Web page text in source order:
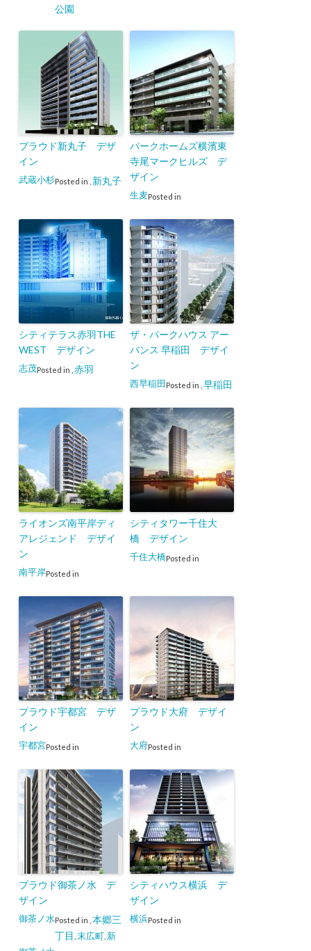
公園
プラウド新丸子 デザ
イン
Posted in
武蔵小杉 新丸子
パークホームズ横濱東
寺尾マークヒルズ デ
ザイン
Posted in
生麦
シティテラス赤羽THE
WEST デザイン
Posted in
志茂 赤羽
ザ・パークハウス アー
バンス 早稲田 デザイ
ン
Posted in
西早稲田 早稲田
ライオンズ南平岸ディ
アレジェンド デザイ
ン
Posted in
南平岸
シティタワー千住大
橋 デザイン
Posted in
千住大橋
プラウド宇都宮 デザ
イン
Posted in
宇都宮
プラウド大府 デザイ
ン
Posted in
大府
プラウド御茶ノ水 デ
ザイン
Posted in
御茶ノ水
本郷三
丁目 末広町 新
シティハウス横浜 デ
ザイン
Posted in
横浜